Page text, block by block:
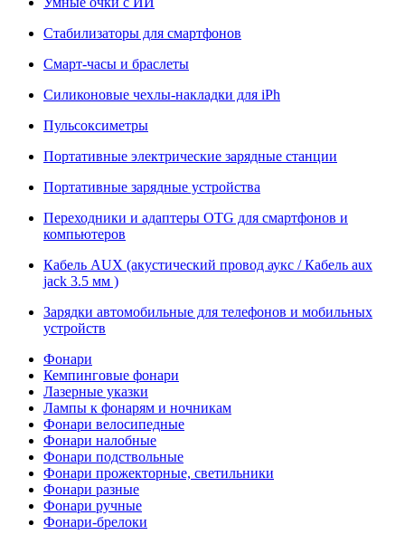
Стабилизаторы для смартфонов
Смарт-часы и браслеты
Силиконовые чехлы-накладки для iPh
Пульсоксиметры
Портативные электрические зарядные станции
Портативные зарядные устройства
Переходники и адаптеры OTG для смартфонов и
компьютеров
Кабель AUX (акустический провод аукс / Кабель aux
jack 3.5 мм )
Зарядки автомобильные для телефонов и мобильных
устройств
Фонари
Кемпинговые фонари
Лазерные указки
Лампы к фонарям и ночникам
Фонари велосипедные
Фонари налобные
Фонари подствольные
Фонари прожекторные, светильники
Фонари разные
Фонари ручные
Фонари-брелоки